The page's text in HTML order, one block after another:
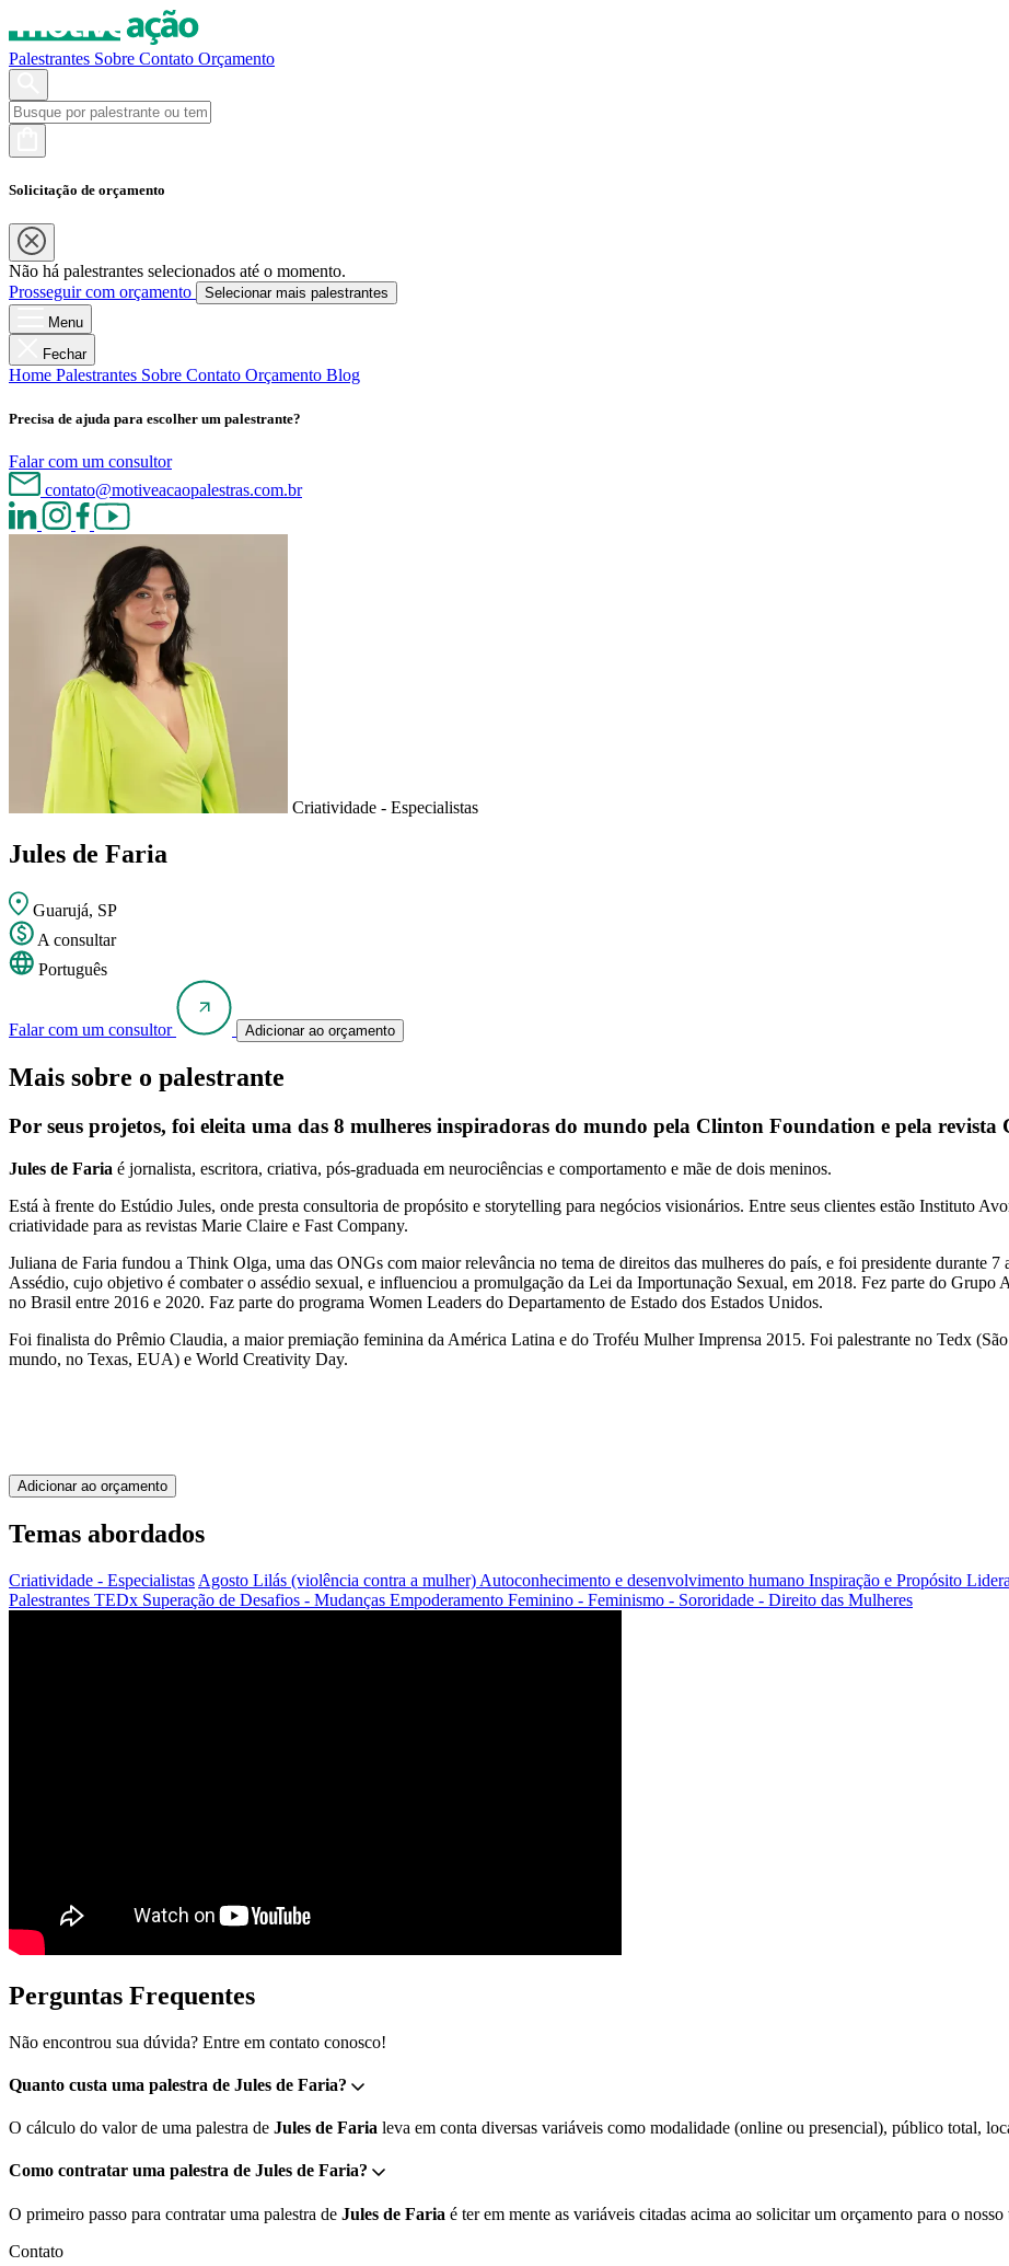
Palestrantes Sobre Contato Orçamento
Solicitação de orçamento
Não há palestrantes selecionados até o momento.
Prosseguir com orçamento
Selecionar mais palestrantes
Menu
Fechar
Home Palestrantes Sobre Contato Orçamento Blog
Precisa de ajuda para escolher um palestrante?
Falar com um consultor
contato@motiveacaopalestras.com.br
Criatividade - Especialistas
Jules de Faria
Guarujá, SP
A consultar
Português
Falar com um consultor Adicionar ao orçamento
Mais sobre o palestrante
Por seus projetos, foi eleita uma das 8 mulheres inspiradoras do mundo pela Clinton Foundation e pela revista
Jules de Faria é jornalista, escritora, criativa, pós-graduada em neurociências e comportamento e mãe de dois meninos.
Está à frente do Estúdio Jules, onde presta consultoria de propósito e storytelling para negócios visionários. Entre seus clientes estão Instituto
criatividade para as revistas Marie Claire e Fast Company.
Juliana de Faria fundou a Think Olga, uma das ONGs com maior relevância no tema de direitos das mulheres do país, e foi presidente durante
Assédio, cujo objetivo é combater o assédio sexual, e influenciou a promulgação da Lei da Importunação Sexual, em 2018. Fez parte do
no Brasil entre 2016 e 2020. Faz parte do programa Women Leaders do Departamento de Estado dos Estados Unidos.
Foi finalista do Prêmio Claudia, a maior premiação feminina da América Latina e do Troféu Mulher Imprensa 2015. Foi palestrante no Tedx
mundo, no Texas, EUA) e World Creativity Day.
Adicionar ao orçamento
Temas abordados
Criatividade - Especialistas Agosto Lilás (violência contra a mulher) Autoconhecimento e desenvolvimento humano Inspiração e Propósito
Palestrantes TEDx Superação de Desafios - Mudanças Empoderamento Feminino - Feminismo - Sororidade - Direito das Mulheres
Perguntas Frequentes
Não encontrou sua dúvida? Entre em contato conosco!
Quanto custa uma palestra de Jules de Faria?
O cálculo do valor de uma palestra de Jules de Faria leva em conta diversas variáveis como modalidade (online ou presencial), público total,
Como contratar uma palestra de Jules de Faria?
O primeiro passo para contratar uma palestra de Jules de Faria é ter em mente as variáveis citadas acima ao solicitar um orçamento para o
Contato